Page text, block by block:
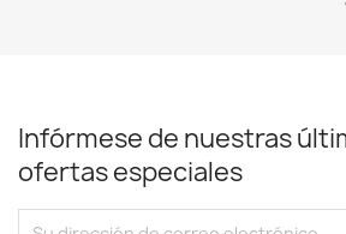
Infórmese de nuestras
ofertas especiales